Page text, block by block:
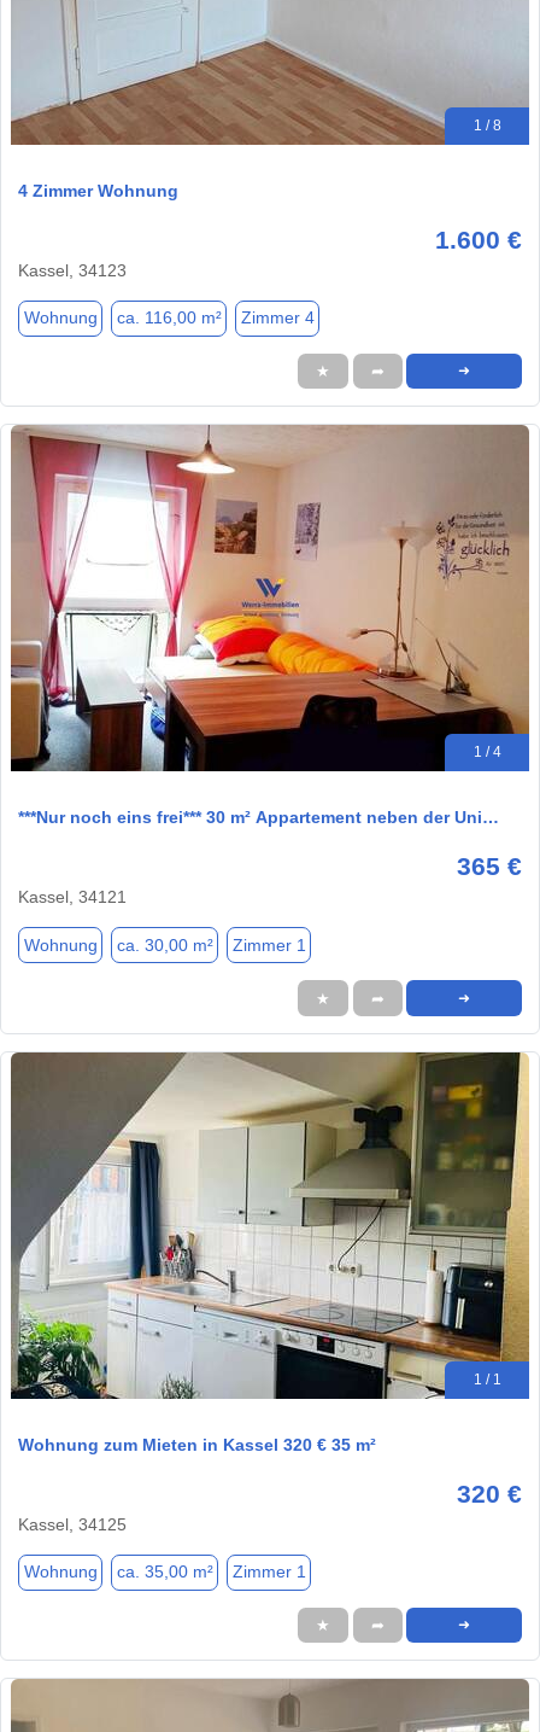
1 / 8
4 Zimmer Wohnung
1.600 €
Kassel, 34123
Wohnung ca. 116,00 m² Zimmer 4
★ ➦ ➜
1 / 4
***Nur noch eins frei*** 30 m² Appartement neben der Uni…
365 €
Kassel, 34121
Wohnung ca. 30,00 m² Zimmer 1
★ ➦ ➜
1 / 1
Wohnung zum Mieten in Kassel 320 € 35 m²
320 €
Kassel, 34125
Wohnung ca. 35,00 m² Zimmer 1
★ ➦ ➜